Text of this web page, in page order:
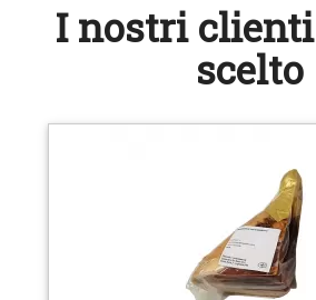
I nostri
scelto